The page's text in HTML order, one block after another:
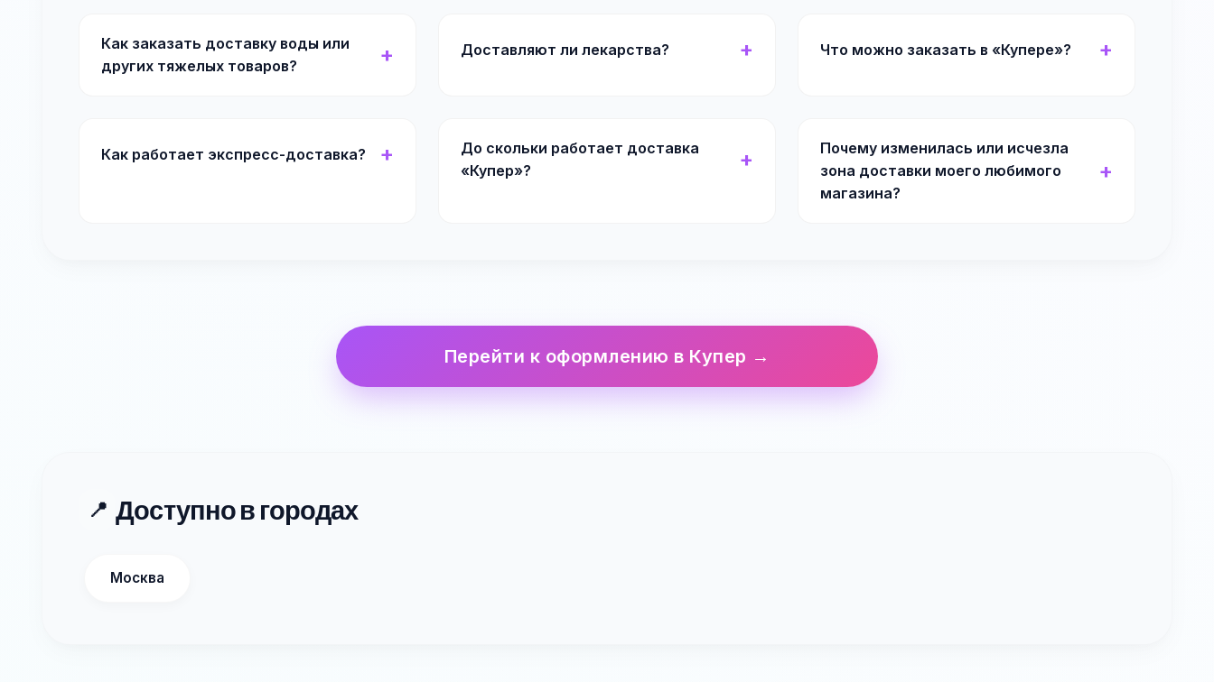
Как заказать доставку воды или
других тяжелых товаров?
Доставляют ли лекарства? Что можно заказать в «Купере»?
Как работает экспресс-доставка?
До скольки работает доставка
«Купер»?
Почему изменилась или исчезла
зона доставки моего любимого
магазина?
Перейти к оформлению в Купер →
📍 Доступно в городах
Москва